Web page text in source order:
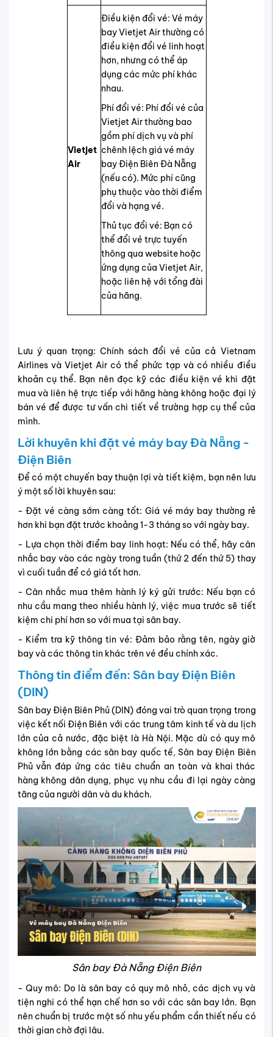
Vietjet
Air
Điều kiện đổi vé: Vé máy
bay Vietjet Air thường có
điều kiện đổi vé linh hoạt
hơn, nhưng có thể áp
dụng các mức phí khác
nhau.
Phí đổi vé: Phí đổi vé của
Vietjet Air thường bao
gồm phí dịch vụ và phí
chênh lệch giá vé máy
bay Điện Biên Đà Nẵng
(nếu có). Mức phí cũng
phụ thuộc vào thời điểm
đổi và hạng vé.
Thủ tục đổi vé: Bạn có
thể đổi vé trực tuyến
thông qua website hoặc
ứng dụng của Vietjet Air,
hoặc liên hệ với tổng đài
của hãng.
Lưu ý quan trọng: Chính sách đổi vé của cả Vietnam
Airlines và Vietjet Air có thể phức tạp và có nhiều điều
khoản cụ thể. Bạn nên đọc kỹ các điều kiện vé khi đặt
mua và liên hệ trực tiếp với hãng hàng không hoặc đại lý
bán vé để được tư vấn chi tiết về trường hợp cụ thể của
mình.
Lời khuyên khi đặt vé máy bay Đà Nẵng -
Điện Biên
Để có một chuyến bay thuận lợi và tiết kiệm, bạn nên lưu
ý một số lời khuyên sau:
- Đặt vé càng sớm càng tốt: Giá vé máy bay thường rẻ
hơn khi bạn đặt trước khoảng 1-3 tháng so với ngày bay.
- Lựa chọn thời điểm bay linh hoạt: Nếu có thể, hãy cân
nhắc bay vào các ngày trong tuần (thứ 2 đến thứ 5) thay
vì cuối tuần để có giá tốt hơn.
- Cân nhắc mua thêm hành lý ký gửi trước: Nếu bạn có
nhu cầu mang theo nhiều hành lý, việc mua trước sẽ tiết
kiệm chi phí hơn so với mua tại sân bay.
- Kiểm tra kỹ thông tin vé: Đảm bảo rằng tên, ngày giờ
bay và các thông tin khác trên vé đều chính xác.
Thông tin điểm đến: Sân bay Điện Biên
(DIN)
Sân bay Điện Biên Phủ (DIN) đóng vai trò quan trọng trong
việc kết nối Điện Biên với các trung tâm kinh tế và du lịch
lớn của cả nước, đặc biệt là Hà Nội. Mặc dù có quy mô
không lớn bằng các sân bay quốc tế, Sân bay Điện Biên
Phủ vẫn đáp ứng các tiêu chuẩn an toàn và khai thác
hàng không dân dụng, phục vụ nhu cầu đi lại ngày càng
tăng của người dân và du khách.
Sân bay Đà Nẵng Điện Biên
- Quy mô: Do là sân bay có quy mô nhỏ, các dịch vụ và
tiện nghi có thể hạn chế hơn so với các sân bay lớn. Bạn
nên chuẩn bị trước một số nhu yếu phẩm cần thiết nếu có
thời gian chờ đợi lâu.